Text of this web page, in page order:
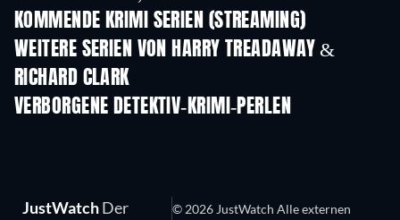
KOMMENDE KRIMI SERIEN (STREAMING)
Staffel 6 Staffel 2
WEITERE SERIEN VON HARRY TREADAWAY &
RICHARD CLARK
Serie
VERBORGENE DETEKTIV-KRIMI-PERLEN
Serie
JustWatchDer
© 2026 JustWatch Alle externen